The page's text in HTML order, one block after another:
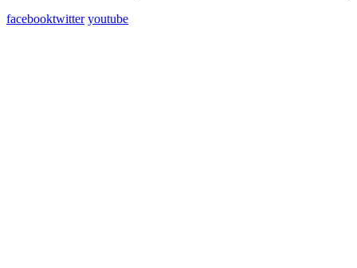
facebooktwitter youtube